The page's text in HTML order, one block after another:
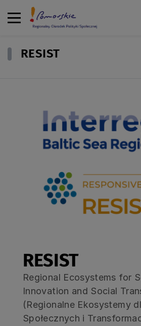
RESIST
RESIST
Regional Ecosystems for
Innovation and Social
(Regionalne Ekosystemy
Społecznych i